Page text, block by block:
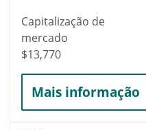
Capitalização de
mercado
$13,770
Mais informação